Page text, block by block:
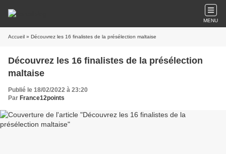
MENU
Accueil » Découvrez les 16 finalistes de la présélection maltaise
Découvrez les 16 finalistes de la présélection
maltaise
Publié le 18/02/2022 à 23:20
Par France12points